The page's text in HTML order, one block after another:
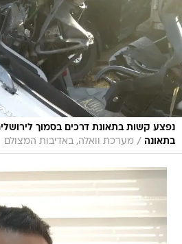
נפצע קשות בתאונת דרכים בסמוך
בתאונה / מערכת וואלה, באדיבות המצולם